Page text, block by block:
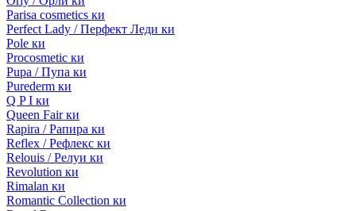
Parisa cosmetics ки
Perfect Lady / Перфект Леди ки
Pole ки
Procosmetic ки
Pupa / Пупа ки
Purederm ки
Q P I ки
Queen Fair ки
Rapira / Рапира ки
Reflex / Рефлекс ки
Relouis / Релуи ки
Revolution ки
Rimalan ки
Romantic Collection ки